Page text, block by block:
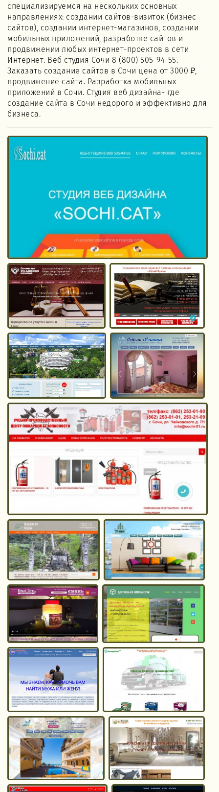
специализируемся на нескольких основных
направлениях: создании сайтов-визиток (бизнес
сайтов), создании интернет-магазинов, создании
мобильных приложений, разработке сайтов и
продвижении любых интернет-проектов в сети
Интернет. Веб студия Сочи 8 (800) 505-94-55.
Заказать создание сайтов в Сочи цена от 3000 ₽,
продвижение сайта. Разработка мобильных
приложений в Сочи. Студия веб дизайна- где
создание сайта в Сочи недорого и эффективно для
бизнеса.